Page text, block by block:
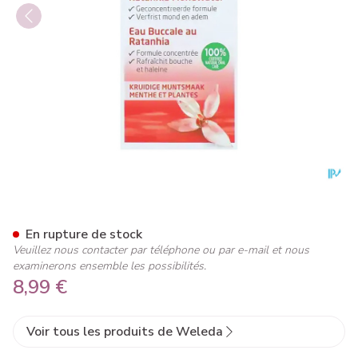
8,99 €
En rupture de stock
Veuillez nous contacter par téléphone ou par e-mail et nous
examinerons ensemble les possibilités.
Voir tous les produits de Weleda